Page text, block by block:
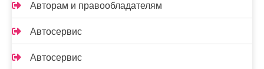
Авторам и правообладателям
Автосервис
Автосервис